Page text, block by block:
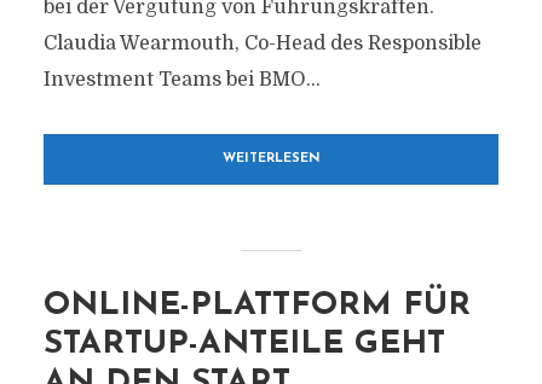
bei der Vergütung von Führungskräften.
Claudia Wearmouth, Co-Head des Responsible
Investment Teams bei BMO...
WEITERLESEN
ONLINE-PLATTFORM FÜR
STARTUP-ANTEILE GEHT